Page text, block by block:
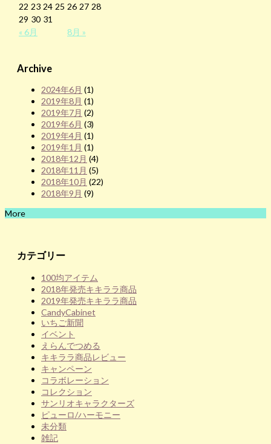
« 6月 8月 »
22 23 24 25 26 27 28
29 30 31
Archive
2024年6月 (1)
2019年8月 (1)
2019年7月 (2)
2019年6月 (3)
2019年4月 (1)
2019年1月 (1)
2018年12月 (4)
2018年11月 (5)
2018年10月 (22)
2018年9月 (9)
More
カテゴリー
100均アイテム
2018年発売キキララ商品
2019年発売キキララ商品
CandyCabinet
いちご新聞
イベント
えらんでつめる
キキララ商品レビュー
キャンペーン
コラボレーション
コレクション
サンリオキャラクターズ
ピューロ/ハーモニー
未分類
雑記